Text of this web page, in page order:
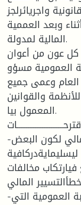
واجريائرلجز
وبعد العممية
المالية لمدولة.
كل عون من أعوان
العمومية مسؤو
العام وعمى جميع
والقوانين
المعمول بيا.
-تكوين جميع الأمرين بالصرف في الميدان المالي لكون البعض
ليسليمايةدركافية
فيارتكاب مخالفات
المالي.
-اعادة النظر في بعض مواد قانون المحاسبة العمومية التي